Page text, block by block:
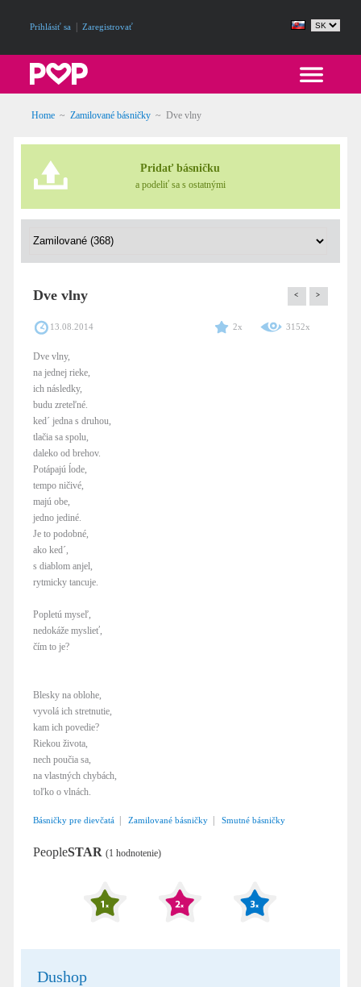
Prihlásiť sa Zaregistrovať
Home ~ Zamilované básničky ~ Dve vlny
Pridať básničku
a podeliť sa s ostatnými
Dve vlny < >
13.08.2014 2x 3152x
Dve vlny,
na jednej rieke,
ich následky,
budu zreteľné.
ked´ jedna s druhou,
tlačia sa spolu,
daleko od brehov.
Potápajú ĺode,
tempo ničivé,
majú obe,
jedno jediné.
Je to podobné,
ako ked´,
s diablom anjel,
rytmicky tancuje.
Popletú myseľ,
nedokáže myslieť,
čím to je?
Blesky na oblohe,
vyvolá ich stretnutie,
kam ich povedie?
Riekou života,
nech poučia sa,
na vlastných chybách,
toľko o vlnách.
Básničky pre dievčatá | Zamilované básničky | Smutné básničky
PeopleSTAR (1 hodnotenie)
Dushop